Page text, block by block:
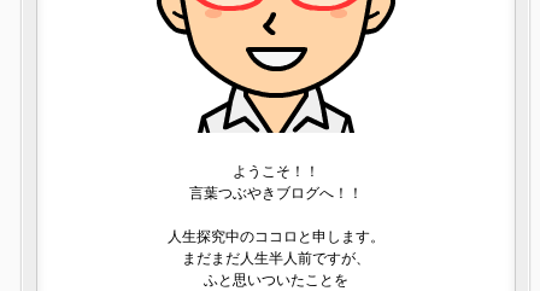
ようこそ！！
言葉つぶやきブログへ！！
人生探究中のココロと申します。
まだまだ人生半人前ですが、
ふと思いついたことを